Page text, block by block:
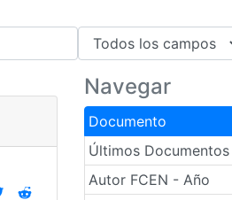
Navegar
Documento
Últimos Documentos
Autor FCEN - Año